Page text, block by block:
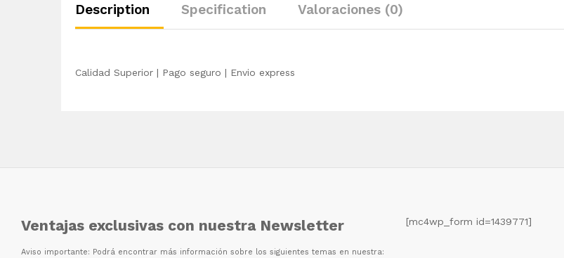
Description Specification Valoraciones (0)
Calidad Superior | Pago seguro | Envio express
Ventajas exclusivas con nuestra Newsletter
Aviso importante: Podrá encontrar más información sobre los siguientes temas en nuestra:
[mc4wp_form id=1439771]